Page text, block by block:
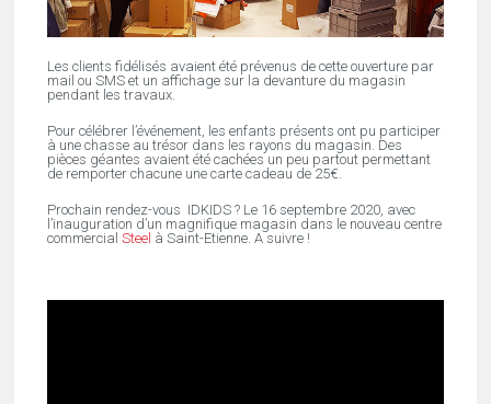
Les clients fidélisés avaient été prévenus de cette ouverture par
mail ou SMS et un affichage sur la devanture du magasin
pendant les travaux.
Pour célébrer l’événement, les enfants présents ont pu participer
à une chasse au trésor dans les rayons du magasin. Des
pièces géantes avaient été cachées un peu partout permettant
de remporter chacune une carte cadeau de 25€.
Prochain rendez-vous IDKIDS ? Le 16 septembre 2020, avec
l’inauguration d’un magnifique magasin dans le nouveau centre
commercial Steel à Saint-Etienne. A suivre !